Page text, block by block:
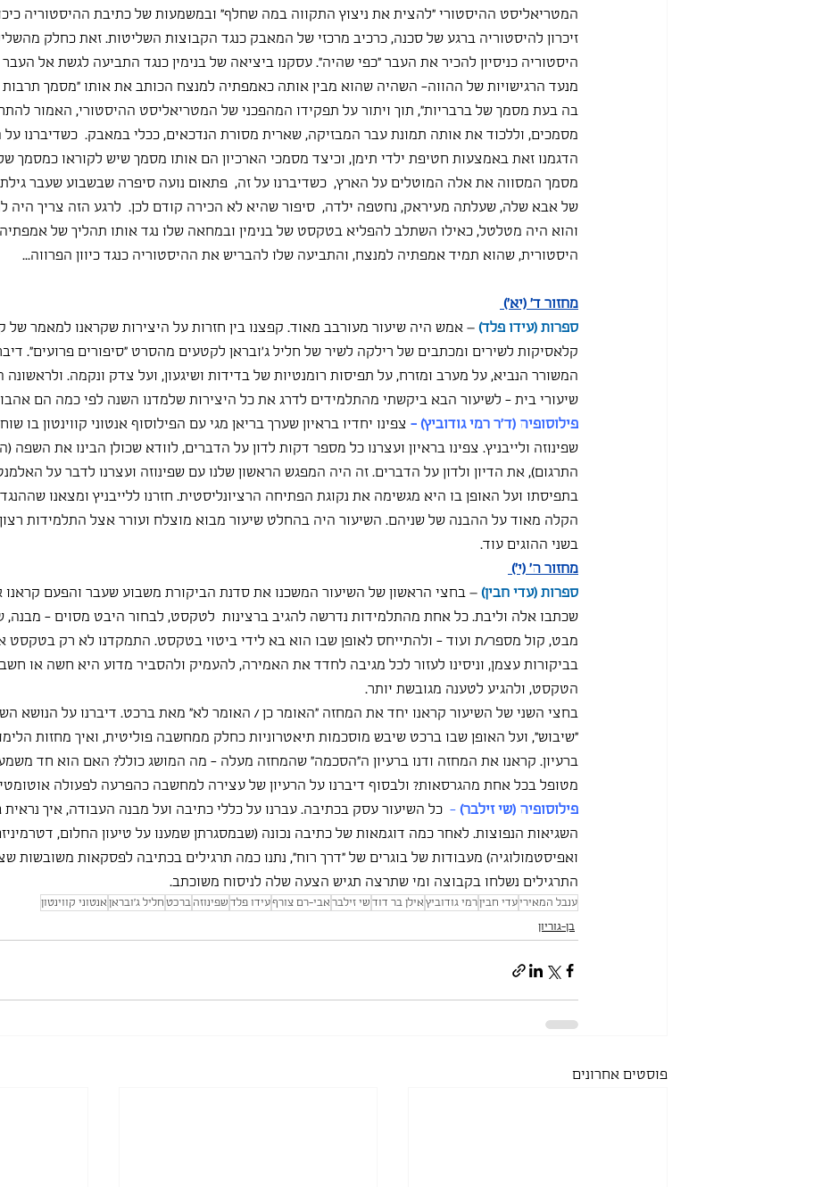
המטריאליסט ההיסטורי "להצית את ניצוץ התקווה במה שחלף" ובמשמעות של כתיבת ההיסטוריה
זיכרון להיסטוריה ברגע של סכנה, כרכיב מרכזי של המאבק כנגד הקבוצות השליטות. זאת כחלק
היסטוריה כניסיון להכיר את העבר "כפי שהיה". עסקנו ביציאה של בנימין כנגד התביעה לגשת אל
מנעד הרגישויות של ההווה- השהיה שהוא מבין אותה כאמפתיה למנצח הכותב את אותו "מסמך
בה בעת מסמך של ברבריות", תוך ויתור על תפקידו המהפכני של המטריאליסט ההיסטורי, האמור
מסמכים, וללכוד את אותה תמונת עבר המבזיקה, שארית מסורת הנדכאים, ככלי במאבק.  כשדיברנו
הדגמנו זאת באמצעות חטיפת ילדי תימן, וכיצד מסמכי הארכיון הם אותו מסמך שיש לקוראו כמסמך
מסמך המסווה את אלה המוטלים על הארץ,  כשדיברנו על זה,  פתאום נועה סיפרה שבשבוע שעבר
של אבא שלה, שעלתה מעיראק, נחטפה ילדה,  סיפור שהיא לא הכירה קודם לכן.  לרגע הזה צריך היה
והוא היה מטלטל, כאילו השתלב להפליא בטקסט של בנימין ובמחאה שלו נגד אותו תהליך של
היסטורית, שהוא תמיד אמפתיה למנצח, והתביעה שלו להבריש את ההיסטוריה כנגד כיוון הפרווה...
מחזור ד' (יא')
ספרות (עידו פלד) – אמש היה שיעור מעורבב מאוד. קפצנו בין חזרות על היצירות שקראנו למאמר של
קלאסיקות לשירים ומכתבים של רילקה לשיר של חליל ג'ובראן לקטעים מהסרט "סיפורים פרועים".
המשורר הנביא, על מערב ומזרח, על תפיסות רומנטיות של בדידות ושיגעון, ועל צדק ונקמה. ולראשונה
שיעורי בית - לשיעור הבא ביקשתי מהתלמידים לדרג את כל היצירות שלמדנו השנה לפי כמה הם אהבו
פילוסופיה (ד"ר רמי גודוביץ) - צפינו יחדיו בראיון שערך בריאן מגי עם הפילוסוף אנטוני קווינטון בו
שפינוזה ולייבניץ. צפינו בראיון ועצרנו כל מספר דקות לדון על הדברים, לוודא שכולן הבינו את השפה
התרגום), את הדיון ולדון על הדברים. זה היה המפגש הראשון שלנו עם שפינוזה ועצרנו לדבר על
בתפיסתו ועל האופן בו היא מגשימה את נקוגת הפתיחה הרציונליסטית. חזרנו ללייבניץ ומצאנו
הקלה מאוד על ההבנה של שניהם. השיעור היה בהחלט שיעור מבוא מוצלח ועורר אצל התלמידות
בשני ההוגים עוד.
מחזור ה' (י')
ספרות (עדי חבין) – בחצי הראשון של השיעור המשכנו את סדנת הביקורת משבוע שעבר והפעם
שכתבו אלה וליבת. כל אחת מהתלמידות נדרשה להגיב ברצינות  לטקסט, לבחור היבט מסוים - מבנה,
מבט, קול מספר/ת ועוד - ולהתייחס לאופן שבו הוא בא לידי ביטוי בטקסט. התמקדנו לא רק בטקסט
בביקורות עצמן, וניסינו לעזור לכל מגיבה לחדד את האמירה, להעמיק ולהסביר מדוע היא חשה או
הטקסט, ולהגיע לטענה מגובשת יותר.
בחצי השני של השיעור קראנו יחד את המחזה ״האומר כן / האומר לא״ מאת ברכט. דיברנו על הנושא
״שיבוש״, ועל האופן שבו ברכט שיבש מוסכמות תיאטרוניות כחלק ממחשבה פוליטית, ואיך מחזות
ברעיון. קראנו את המחזה ודנו ברעיון ה״הסכמה״ שהמחזה מעלה - מה המושג כולל? האם הוא חד
מטופל בכל אחת מהגרסאות? ולבסוף דיברנו על הרעיון של עצירה למחשבה כהפרעה לפעולה
פילוסופיה (שי זילבר) - כל השיעור עסק בכתיבה. עברנו על כללי כתיבה ועל מבנה העבודה, איך
השגיאות הנפוצות. לאחר כמה דוגמאות של כתיבה נכונה (שבמסגרתן שמענו על טיעון החלום,
ואפיסטמולוגיה) מעבודות של בוגרים של "דרך רוח", נתנו כמה תרגילים בכתיבה לפסקאות משובשות
התרגילים נשלחו בקבוצה ומי שתרצה תגיש הצעה שלה לניסוח משוכתב.
ענבל המאיריעדי חביןרמי גודוביץאילן בר דוד שי זילבראבי-רם צורףעידו פלד שפינוזה ברכט חליל ג'ובראןאנטוני קווינטון
בן-גוריון
פוסטים אחרונים